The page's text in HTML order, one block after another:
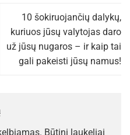
10 šokiruojančių dalykų,
kuriuos jūsų valytojas daro
už jūsų nugaros – ir kaip tai
gali pakeisti jūsų namus!
Būtini laukeliai